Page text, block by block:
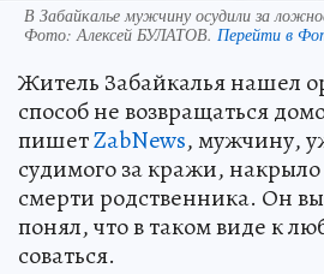
В Забайкалье мужчину осудили за
Фото:Алексей БУЛАТОВ. Перейти в
Житель Забайкалья нашел
способ не возвращаться
пишетZabNews, мужчину,
судимого за кражи, накрыло
смерти родственника. Он
понял, что в таком виде к
соваться.